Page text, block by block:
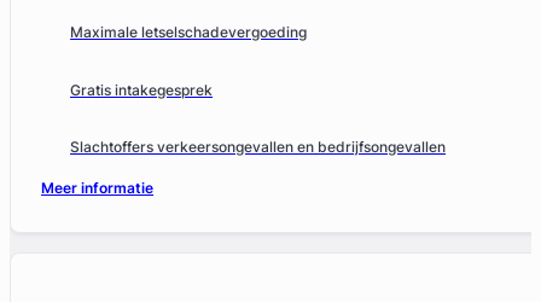
Maximale letselschadevergoeding
Gratis intakegesprek
Slachtoffers verkeersongevallen en bedrijfsongevallen
Meer informatie